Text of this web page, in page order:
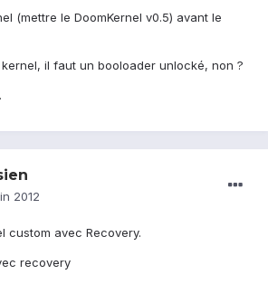
(mettre le DoomKernel v0.5) avant le
il faut un booloader unlocké, non ?
2012
custom avec Recovery.
recovery